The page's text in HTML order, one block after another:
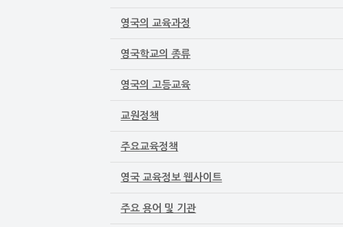
영국의 교육과정
영국학교의 종류
영국의 고등교육
교원정책
주요교육정책
영국 교육정보 웹사이트
주요 용어 및 기관